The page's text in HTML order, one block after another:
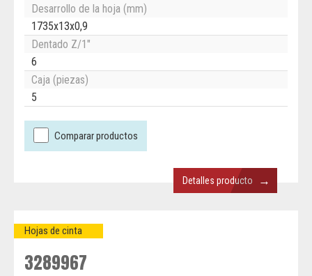
Desarrollo de la hoja (mm)
1735x13x0,9
Dentado Z/1"
6
Caja (piezas)
5
Comparar productos
Detalles producto →
Hojas de cinta
3289967